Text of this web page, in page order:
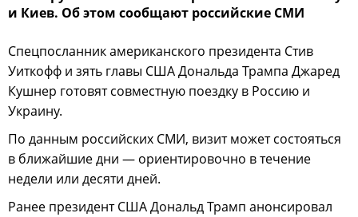
и Киев. Об этом сообщают российские СМИ
Спецпосланник американского президента Стив
Уиткофф и зять главы США Дональда Трампа Джаред
Кушнер готовят совместную поездку в Россию и
Украину.
По данным российских СМИ, визит может состояться
в ближайшие дни — ориентировочно в течение
недели или десяти дней.
Ранее президент США Дональд Трамп анонсировал